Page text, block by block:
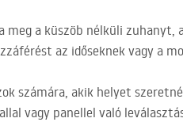
meg a küszöb nélküli
az időseknek vagy a
számára, akik helyet
vagy panellel való